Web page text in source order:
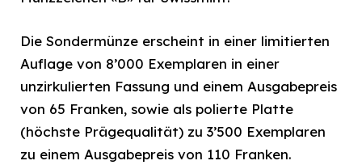
Die Sondermünze erscheint in einer limitierten
Auflage von 8’000 Exemplaren in einer
unzirkulierten Fassung und einem Ausgabepreis
von 65 Franken, sowie als polierte Platte
(höchste Prägequalität) zu 3’500 Exemplaren
zu einem Ausgabepreis von 110 Franken.